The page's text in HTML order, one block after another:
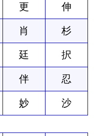
更 伸
肖 杉
廷 択
伴 忍
妙 沙